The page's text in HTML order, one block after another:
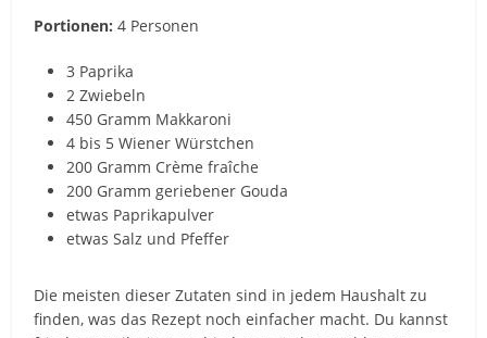
Portionen: 4 Personen
3 Paprika
2 Zwiebeln
450 Gramm Makkaroni
4 bis 5 Wiener Würstchen
200 Gramm Crème fraîche
200 Gramm geriebener Gouda
etwas Paprikapulver
etwas Salz und Pfeffer
Die meisten dieser Zutaten sind in jedem Haushalt zu
finden, was das Rezept noch einfacher macht. Du kannst